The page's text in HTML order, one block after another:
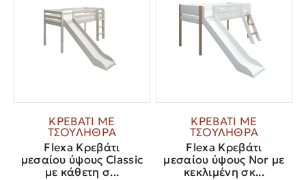
ΚΡΕΒΑΤΙ ΜΕ
ΤΣΟΥΛΗΘΡΑ
Flexa Κρεβάτι
μεσαίου ύψους Classic
με κάθετη σ...
ΚΡΕΒΑΤΙ ΜΕ
ΤΣΟΥΛΗΘΡΑ
Flexa Κρεβάτι
μεσαίου ύψους Nor με
κεκλιμένη σκ...